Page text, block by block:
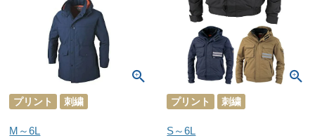
プリント 刺繍
M～6L
プリント 刺繍
S～6L